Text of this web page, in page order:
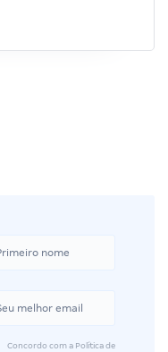
Concordo com a Política de